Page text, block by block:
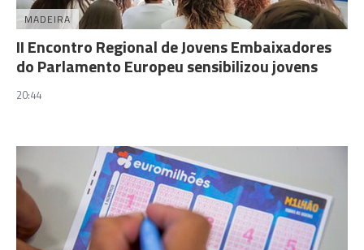
MADEIRA
II Encontro Regional de Jovens Embaixadores
do Parlamento Europeu sensibilizou jovens
20:44